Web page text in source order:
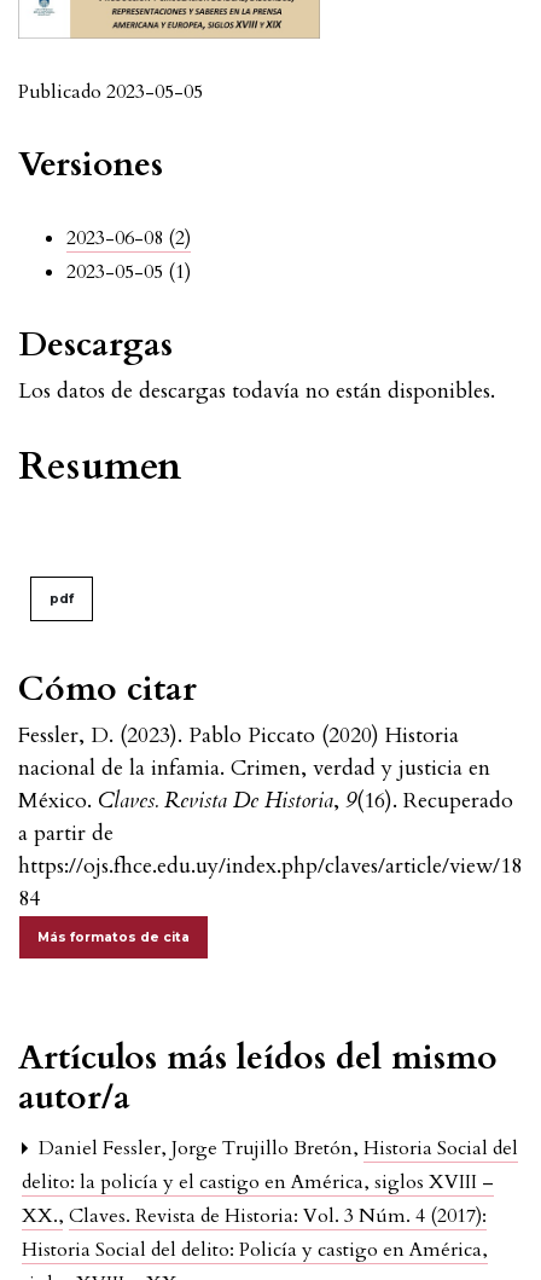
Publicado 2023-05-05
Versiones
2023-06-08 (2)
2023-05-05 (1)
Cómo citar
Fessler, D. (2023). Pablo Piccato (2020) Historia
nacional de la infamia. Crimen, verdad y justicia en
México. Claves. Revista De Historia, 9(16). Recuperado
a partir de
https://ojs.fhce.edu.uy/index.php/claves/article/view/18
84
Más formatos de cita
Resumen
pdf
Descargas
Los datos de descargas todavía no están disponibles.
Artículos más leídos del mismo
autor/a
Daniel Fessler, Jorge Trujillo Bretón, Historia Social del
delito: la policía y el castigo en América, siglos XVIII –
XX., Claves. Revista de Historia: Vol. 3 Núm. 4 (2017):
Historia Social del delito: Policía y castigo en América,